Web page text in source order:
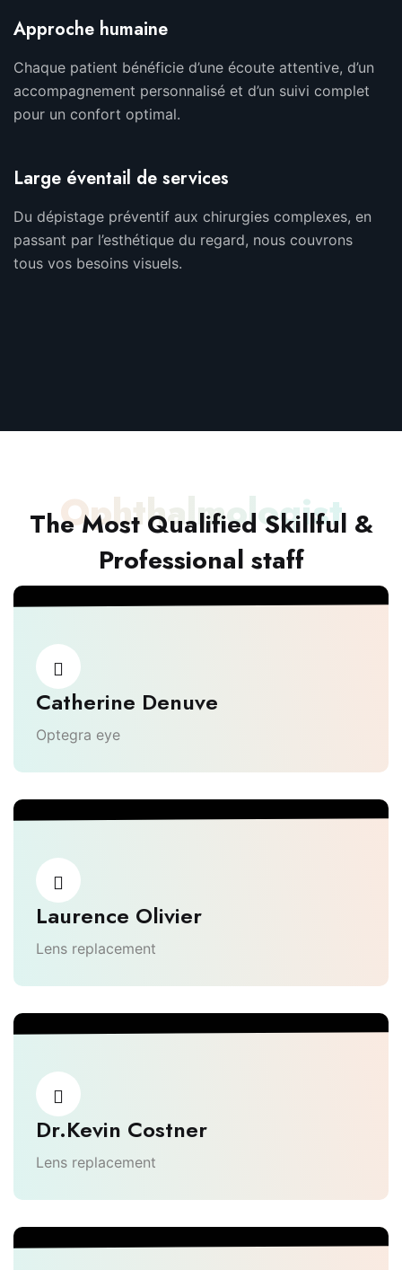
Approche humaine
Chaque patient bénéficie d’une écoute attentive, d’un
accompagnement personnalisé et d’un suivi complet
pour un confort optimal.
Large éventail de services
Du dépistage préventif aux chirurgies complexes, en
passant par l’esthétique du regard, nous couvrons
tous vos besoins visuels.
Ophthalmologist
The Most Qualified Skillful &
Professional staff
Catherine Denuve
Optegra eye
Laurence Olivier
Lens replacement
Dr.Kevin Costner
Lens replacement